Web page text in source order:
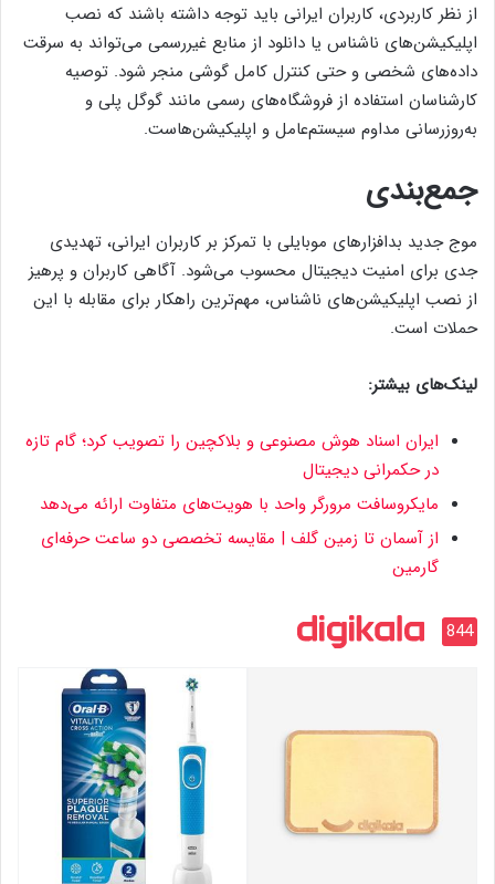
از نظر کاربردی، کاربران ایرانی باید توجه داشته باشند که نصب
اپلیکیشن‌های ناشناس یا دانلود از منابع غیررسمی می‌تواند به سرقت
داده‌های شخصی و حتی کنترل کامل گوشی منجر شود. توصیه
کارشناسان استفاده از فروشگاه‌های رسمی مانند گوگل پلی و
به‌روزرسانی مداوم سیستم‌عامل و اپلیکیشن‌هاست.
جمع‌بندی
موج جدید بدافزارهای موبایلی با تمرکز بر کاربران ایرانی، تهدیدی
جدی برای امنیت دیجیتال محسوب می‌شود. آگاهی کاربران و پرهیز
از نصب اپلیکیشن‌های ناشناس، مهم‌ترین راهکار برای مقابله با این
حملات است.
لینک‌های بیشتر:
ایران اسناد هوش مصنوعی و بلاکچین را تصویب کرد؛ گام تازه
در حکمرانی دیجیتال
مایکروسافت مرورگر واحد با هویت‌های متفاوت ارائه می‌دهد
از آسمان تا زمین گلف | مقایسه تخصصی دو ساعت حرفه‌ای
گارمین
844